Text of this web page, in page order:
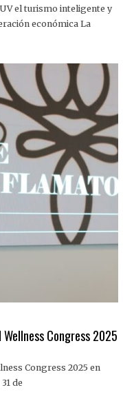
el turismo inteligente y
económica La
Congress 2025
Congress 2025 en
de